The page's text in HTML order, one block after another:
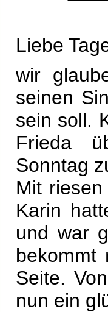
Liebe
wir
seinen
sein soll.
Frieda
Sonntag
Mit
Karin
und war
bekommt
Seite.
nun ein